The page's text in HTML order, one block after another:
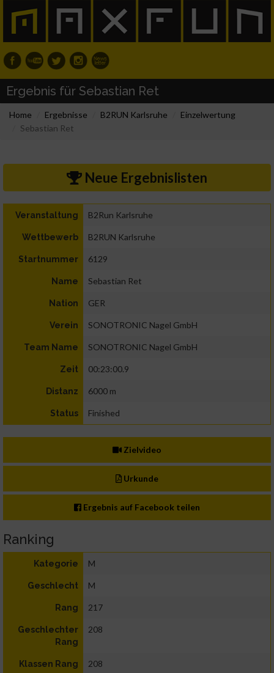
Ergebnis für Sebastian Ret
Home Ergebnisse B2RUN Karlsruhe
Einzelwertung
Sebastian Ret
Neue Ergebnislisten
Veranstaltung B2Run Karlsruhe
Wettbewerb B2RUN Karlsruhe
Startnummer 6129
Name Sebastian Ret
Nation GER
Verein SONOTRONIC Nagel GmbH
Team Name SONOTRONIC Nagel GmbH
Zeit 00:23:00.9
Distanz 6000 m
Status Finished
Zielvideo
Urkunde
Ergebnis auf Facebook teilen
Ranking
Kategorie M
Geschlecht M
Rang 217
Geschlechter
Rang
208
Klassen Rang 208